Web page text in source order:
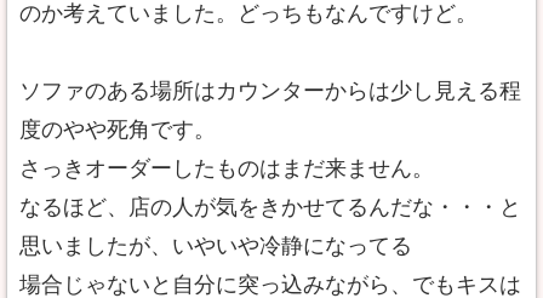
のか考えていました。どっちもなんですけど。
ソファのある場所はカウンターからは少し見える程
度のやや死角です。
さっきオーダーしたものはまだ来ません。
なるほど、店の人が気をきかせてるんだな・・・と
思いましたが、いやいや冷静になってる
場合じゃないと自分に突っ込みながら、でもキスは